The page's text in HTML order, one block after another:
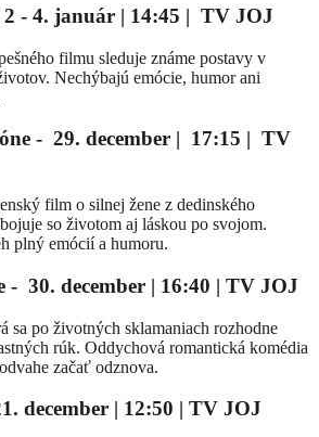
- 4. január | 14:45 | TV JOJ
filmu sleduje známe postavy v
Nechýbajú emócie, humor ani
- 29. december | 17:15 | TV
film o silnej žene z dedinského
so životom aj láskou po svojom.
plný emócií a humoru.
- 30. december | 16:40 | TV JOJ
sa po životných sklamaniach rozhodne
rúk. Oddychová romantická komédia
začať odznova.
december | 12:50 | TV JOJ